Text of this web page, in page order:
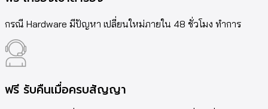
กรณี Hardware มีปัญหา เปลี่ยนใหม่ภายใน 48 ชั่วโมง ทำการ
ฟรี รับคืนเมื่อครบสัญญา